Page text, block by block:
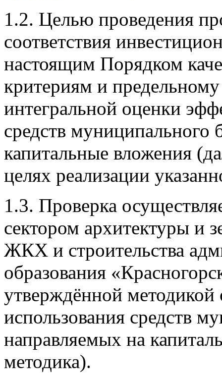
1.2. Целью проведения
соответствия
настоящим Порядком
критериям и
интегральной оценки
средств
капитальные вложения
целях реализации
1.3. Проверка
сектором архитектуры и
ЖКХ и строительства
образования
утверждённой
использования средств
направляемых на
методика).